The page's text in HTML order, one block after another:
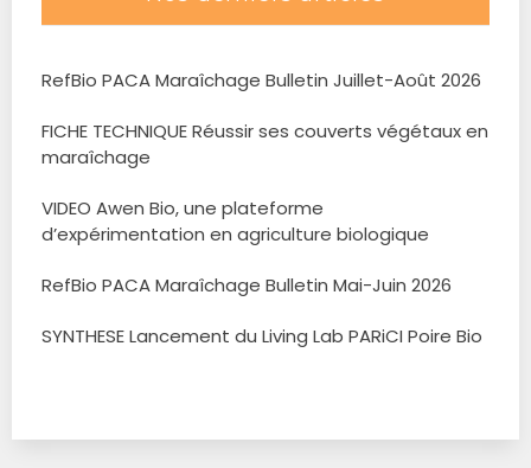
RefBio PACA Maraîchage Bulletin Juillet-Août 2026
FICHE TECHNIQUE Réussir ses couverts végétaux en
maraîchage
VIDEO Awen Bio, une plateforme
d’expérimentation en agriculture biologique
RefBio PACA Maraîchage Bulletin Mai-Juin 2026
SYNTHESE Lancement du Living Lab PARiCI Poire Bio